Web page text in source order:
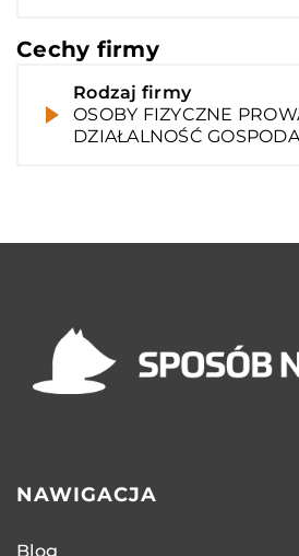
Cechy firmy
Rodzaj firmy
OSOBY FIZYCZNE
DZIAŁALNOŚĆ
NAWIGACJA
Blog